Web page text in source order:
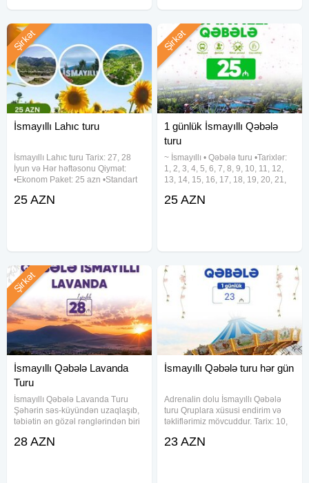
İsmayıllı Lahıc turu
İsmayıllı Lahıc turu Tarix: 27, 28
İyun və Hər həftəsonu Qiymət:
•Ekonom Paket: 25 azn •Standart
•Nəqliyyat xidməti •Ekskursiyalar
Şirkət
25 AZN
1 günlük İsmayıllı Qəbələ
turu
~ İsmayıllı • Qəbələ turu •Tarixlər:
1, 2, 3, 4, 5, 6, 7, 8, 9, 10, 11, 12,
13, 14, 15, 16, 17, 18, 19, 20, 21,
31 Avqust •Qiymət: • Ekonom paket
Şirkət
25 AZN
İsmayıllı Qəbələ Lavanda
Turu
İsmayıllı Qəbələ Lavanda Turu
Şəhərin səs-küyündən uzaqlaşıb,
təbiətin ən gözəl rənglərindən biri
düşməyə hazırsınız? Bu
Şirkət
28 AZN
İsmayıllı Qəbələ turu hər gün
Adrenalin dolu İsmayıllı Qəbələ
turu Qruplara xüsusi endirim və
təkliflərimiz mövcuddur. Tarix: 10,
23, 24, 25, 26, 27, 28, 29, 30 iyun
23 AZN